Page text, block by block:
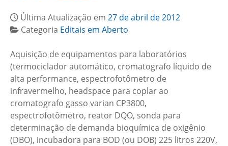
Última Atualização em 27 de abril de 2012
Categoria Editais em Aberto
Aquisição de equipamentos para laboratórios
(termociclador automático, cromatografo líquido de
alta performance, espectrofotômetro de
infravermelho, headspace para coplar ao
cromatografo gasso varian CP3800,
espectrofotômetro, reator DQO, sonda para
determinação de demanda bioquímica de oxigênio
(DBO), incubadora para BOD (ou DOB) 225 litros 220V,